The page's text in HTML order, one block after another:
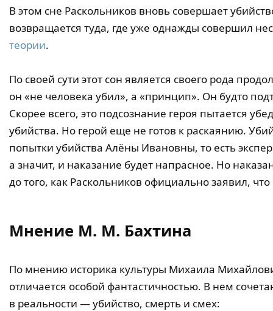
В этом сне Раскольников вновь совершает
возвращается туда, где уже однажды совершил
теории.
По своей сути этот сон является своего рода
он «не человека убил», а «принцип». Он будто
Скорее всего, это подсознание героя пытается
убийства. Но герой еще не готов к раскаянию.
попытки убийства Алёны Ивановны, то есть
а значит, и наказание будет напрасное. Но
до того, как Раскольников официально заявил,
Мнение М. М. Бахтина
По мнению историка культуры Михаила
отличается особой фантастичностью. В нем
в реальности — убийство, смерть и смех: